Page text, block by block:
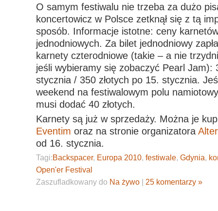
O samym festiwalu nie trzeba za dużo
koncertowicz w Polsce zetknął się z tą
sposób. Informacje istotne: ceny
jednodniowych. Za bilet jednodniowy
karnety czterodniowe (takie – a nie
jeśli wybieramy się zobaczyć Pearl Jam):
stycznia / 350 złotych po 15. stycznia.
weekend na festiwalowym polu
musi dodać 40 złotych.
Karnety są już w sprzedaży. Można je
Eventim oraz na stronie organizatora
od 16. stycznia.
Tagi:Backspacer, Europa 2010, festiwale, Gdynia,
Open'er Festival
Zaszufladkowany do Na żywo| 25 komentarzy »